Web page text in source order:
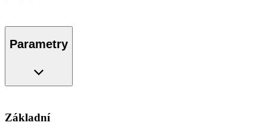
Parametry
Základní